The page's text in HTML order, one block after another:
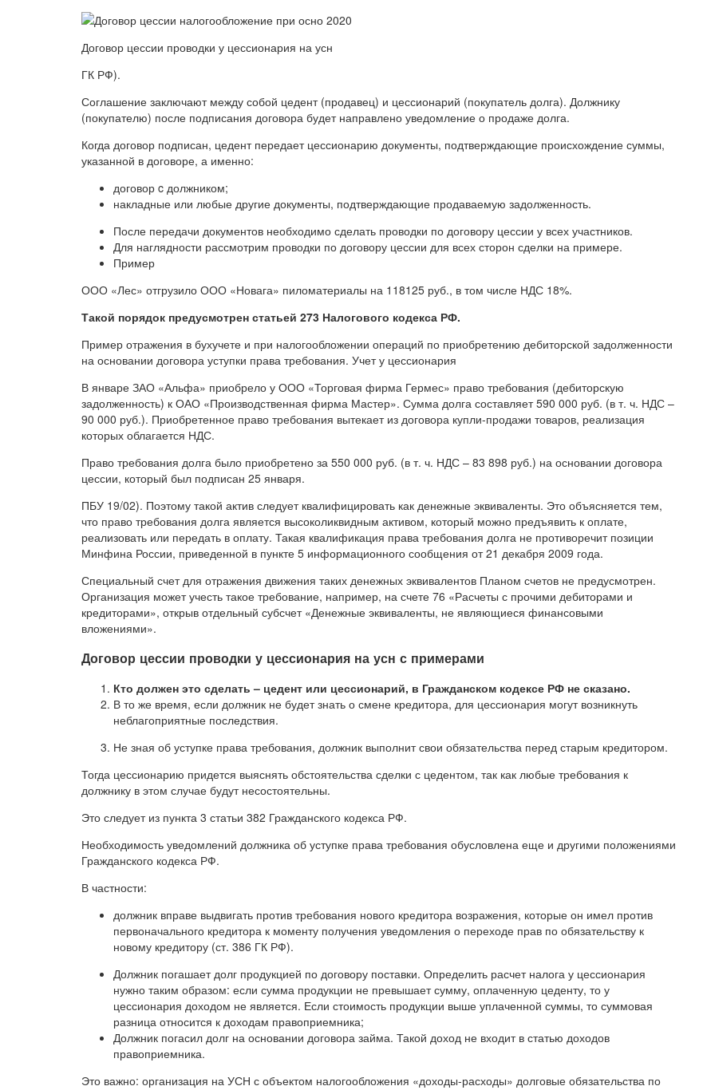
Договор цессии проводки у цессионария на усн
ГК РФ).
Соглашение заключают между собой цедент (продавец) и цессионарий (покупатель долга). Должнику
(покупателю) после подписания договора будет направлено уведомление о продаже долга.
Когда договор подписан, цедент передает цессионарию документы, подтверждающие происхождение суммы,
указанной в договоре, а именно:
договор c должником;
накладные или любые другие документы, подтверждающие продаваемую задолженность.
После передачи документов необходимо сделать проводки по договору цессии у всех участников.
Для наглядности рассмотрим проводки по договору цессии для всех сторон сделки на примере.
Пример
ООО «Лес» отгрузило ООО «Новага» пиломатериалы на 118125 руб., в том числе НДС 18%.
Такой порядок предусмотрен статьей 273 Налогового кодекса РФ.
Пример отражения в бухучете и при налогообложении операций по приобретению дебиторской задолженности
на основании договора уступки права требования. Учет у цессионария
В январе ЗАО «Альфа» приобрело у ООО «Торговая фирма Гермес» право требования (дебиторскую
задолженность) к ОАО «Производственная фирма Мастер». Сумма долга составляет 590 000 руб. (в т. ч. НДС –
90 000 руб.). Приобретенное право требования вытекает из договора купли-продажи товаров, реализация
которых облагается НДС.
Право требования долга было приобретено за 550 000 руб. (в т. ч. НДС – 83 898 руб.) на основании договора
цессии, который был подписан 25 января.
ПБУ 19/02). Поэтому такой актив следует квалифицировать как денежные эквиваленты. Это объясняется тем,
что право требования долга является высоколиквидным активом, который можно предъявить к оплате,
реализовать или передать в оплату. Такая квалификация права требования долга не противоречит позиции
Минфина России, приведенной в пункте 5 информационного сообщения от 21 декабря 2009 года.
Специальный счет для отражения движения таких денежных эквивалентов Планом счетов не предусмотрен.
Организация может учесть такое требование, например, на счете 76 «Расчеты с прочими дебиторами и
кредиторами», открыв отдельный субсчет «Денежные эквиваленты, не являющиеся финансовыми
вложениями».
Договор цессии проводки у цессионария на усн с примерами
Кто должен это сделать – цедент или цессионарий, в Гражданском кодексе РФ не сказано.
В то же время, если должник не будет знать о смене кредитора, для цессионария могут возникнуть
неблагоприятные последствия.
Не зная об уступке права требования, должник выполнит свои обязательства перед старым кредитором.
Тогда цессионарию придется выяснять обстоятельства сделки с цедентом, так как любые требования к
должнику в этом случае будут несостоятельны.
Это следует из пункта 3 статьи 382 Гражданского кодекса РФ.
Необходимость уведомлений должника об уступке права требования обусловлена еще и другими положениями
Гражданского кодекса РФ.
В частности:
должник вправе выдвигать против требования нового кредитора возражения, которые он имел против
первоначального кредитора к моменту получения уведомления о переходе прав по обязательству к
новому кредитору (ст. 386 ГК РФ).
Должник погашает долг продукцией по договору поставки. Определить расчет налога у цессионария
нужно таким образом: если сумма продукции не превышает сумму, оплаченную цеденту, то у
цессионария доходом не является. Если стоимость продукции выше уплаченной суммы, то суммовая
разница относится к доходам правоприемника;
Должник погасил долг на основании договора займа. Такой доход не входит в статью доходов
правоприемника.
Это важно: организация на УСН с объектом налогообложения «доходы-расходы» долговые обязательства по